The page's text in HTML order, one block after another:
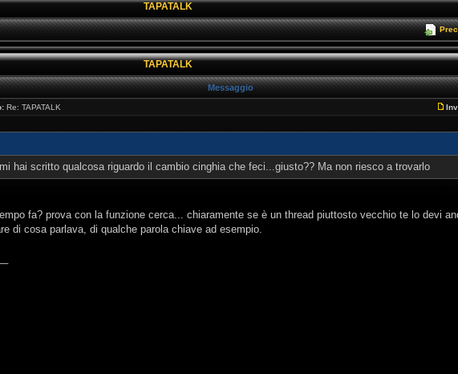
TAPATALK
TAPATALK
Messaggio
Re: TAPATALK
hai scritto qualcosa riguardo il cambio cinghia che feci...giusto?? Ma non riesco a trovarlo
fa? prova con la funzione cerca... chiaramente se è un thread piuttosto vecchio te lo devi
di cosa parlava, di qualche parola chiave ad esempio.